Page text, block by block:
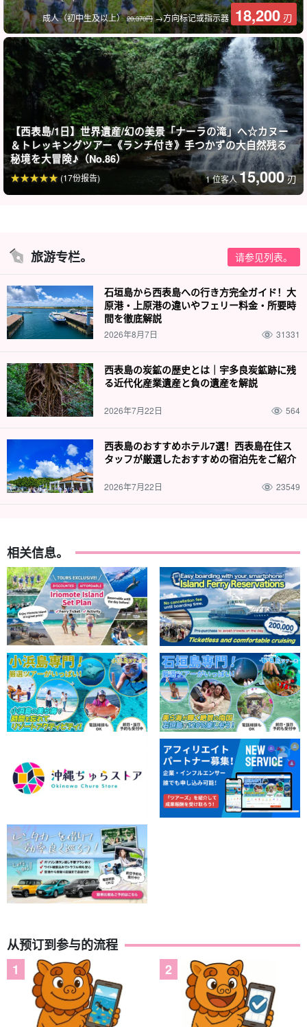
成人（初中生及以上）20,370円→方向标记或指示器 18,200 刃
【西表島/1日】世界遺産/幻の美景「ナーラの滝」へ☆カヌー
＆トレッキングツアー《ランチ付き》手つかずの大自然残る
秘境を大冒険♪（No.86）
1 位客人15,000 刃
(17份报告)
旅游专栏。 请参见列表。
石垣島から西表島への行き方完全ガイド！大
原港・上原港の違いやフェリー料金・所要時
間を徹底解説
2026年8月7日 31331
西表島の炭鉱の歴史とは｜宇多良炭鉱跡に残
る近代化産業遺産と負の遺産を解説
2026年7月22日 564
西表島のおすすめホテル7選！西表島在住ス
タッフが厳選したおすすめの宿泊先をご紹介
2026年7月22日 23549
相关信息。
从预订到参与的流程